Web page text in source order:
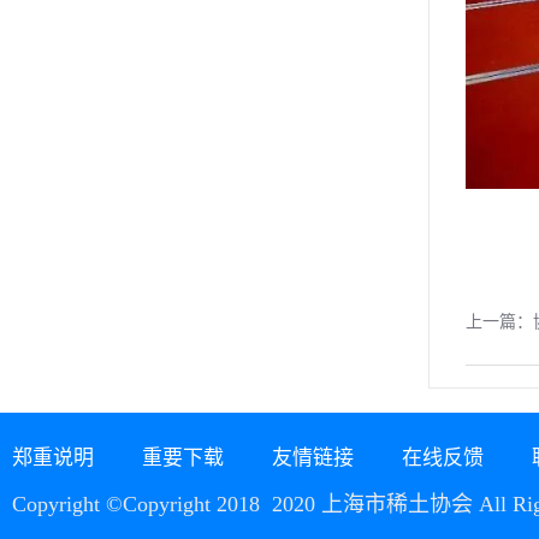
上一篇：
郑重说明 重要下载 友情链接 在线反馈
Copyright ©Copyright 2018 2020 上海市稀土协会 All